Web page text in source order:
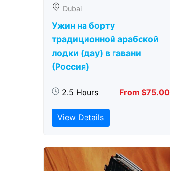
Dubai
Ужин на борту
традиционной арабской
лодки (дау) в гавани
(Россия)
2.5 Hours From $75.00
View Details